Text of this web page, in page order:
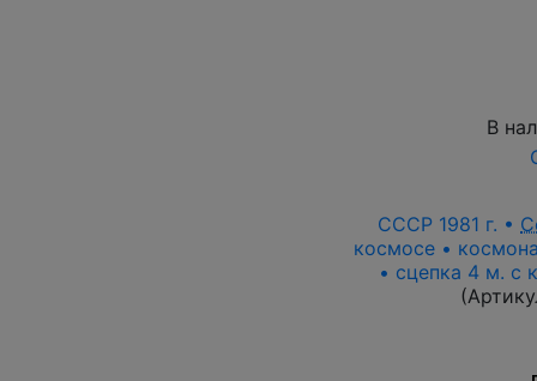
В
СССР 1981 г. •
космосе •
• сцепка 4 м. с